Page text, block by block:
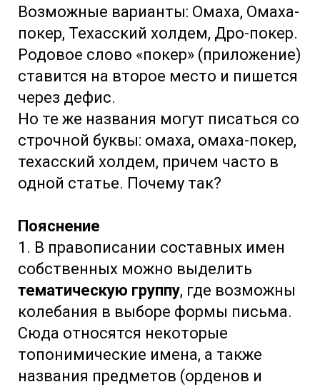
Возможные варианты: Омаха, Омаха-
покер, Техасский холдем, Дро-покер.
Родовое слово «покер» (приложение)
ставится на второе место и пишется
через дефис.
Но те же названия могут писаться со
строчной буквы: омаха, омаха-покер,
техасский холдем, причем часто в
одной статье. Почему так?
Пояснение
1. В правописании составных имен
собственных можно выделить
тематическую группу, где возможны
колебания в выборе формы письма.
Сюда относятся некоторые
топонимические имена, а также
названия предметов (орденов и